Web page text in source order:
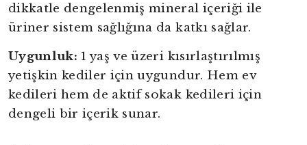
dikkatle dengelenmiş mineral içeriği ile
üriner sistem sağlığına da katkı sağlar.
Uygunluk: 1 yaş ve üzeri kısırlaştırılmış
yetişkin kediler için uygundur. Hem ev
kedileri hem de aktif sokak kedileri için
dengeli bir içerik sunar.